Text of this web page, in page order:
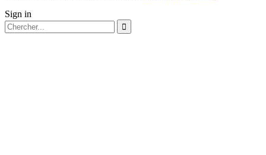
Sign in